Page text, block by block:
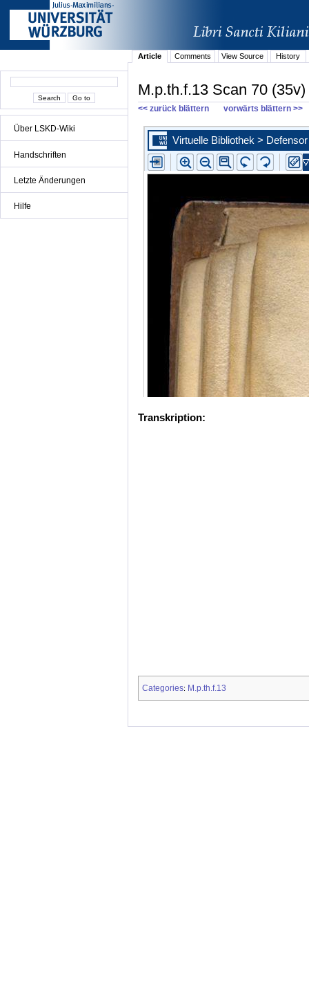
Über LSKD-Wiki
Handschriften
Letzte Änderungen
Hilfe
Article Comments View Source History
M.p.th.f.13 Scan 70 (35v)
<< zurück blättern vorwärts blättern >>
Transkription:
Categories: M.p.th.f.13